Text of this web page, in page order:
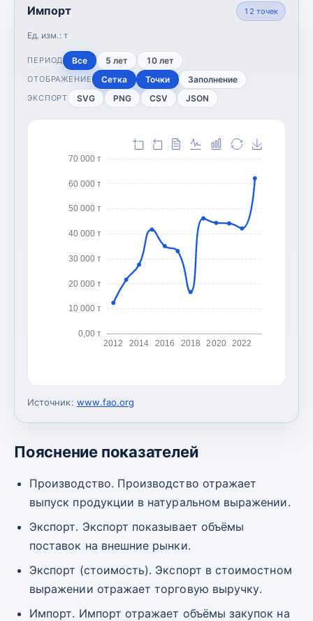
Импорт
Ед. изм.: т
12 точек
ПЕРИОД Все 5 лет 10 лет
ОТОБРАЖЕНИЕ Сетка Точки Заполнение
ЭКСПОРТ SVG PNG CSV JSON
0,00 т
10 000 т
20 000 т
30 000 т
40 000 т
50 000 т
60 000 т
70 000 т
2012 2014 2016 2018 2020 2022
Источник: www.fao.org
Пояснение показателей
Производство. Производство отражает
выпуск продукции в натуральном выражении.
Экспорт. Экспорт показывает объёмы
поставок на внешние рынки.
Экспорт (стоимость). Экспорт в стоимостном
выражении отражает торговую выручку.
Импорт. Импорт отражает объёмы закупок на